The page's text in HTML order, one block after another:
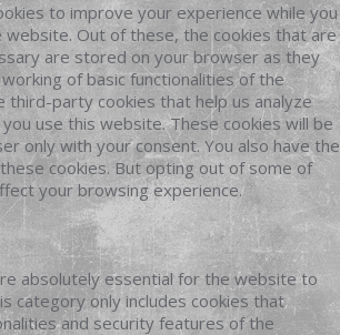
to improve your experience while you
website. Out of these, the cookies that are
are stored on your browser as they
of basic functionalities of the
third-party cookies that help us analyze
use this website. These cookies will be
only with your consent. You also have the
cookies. But opting out of some of
your browsing experience.
absolutely essential for the website to
category only includes cookies that
and security features of the